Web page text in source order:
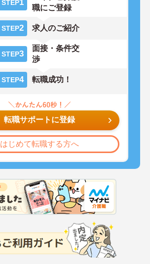
STEP1
職にご登録
STEP2 求人のご紹介
STEP3
面接・条件交
渉
STEP4 転職成功！
転職サポートに登録
はじめて転職する方へ